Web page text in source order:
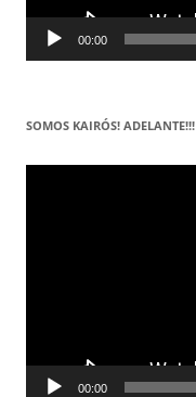
00:00
SOMOS KAIRÓS! ADELANTE!!!
Reproductor
00:00